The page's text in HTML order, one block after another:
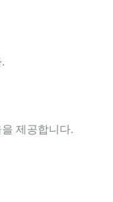
제공합니다.